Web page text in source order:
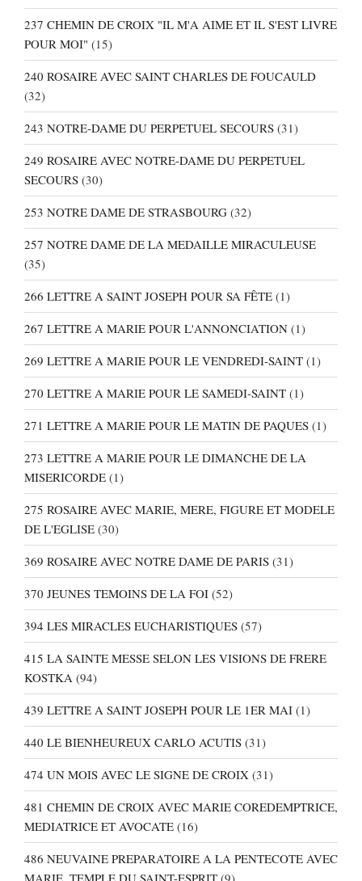
237 CHEMIN DE CROIX "IL M'A AIME ET IL S'EST LIVRE
POUR MOI" (15)
240 ROSAIRE AVEC SAINT CHARLES DE FOUCAULD
(32)
243 NOTRE-DAME DU PERPETUEL SECOURS (31)
249 ROSAIRE AVEC NOTRE-DAME DU PERPETUEL
SECOURS (30)
253 NOTRE DAME DE STRASBOURG (32)
257 NOTRE DAME DE LA MEDAILLE MIRACULEUSE
(35)
266 LETTRE A SAINT JOSEPH POUR SA FÊTE (1)
267 LETTRE A MARIE POUR L'ANNONCIATION (1)
269 LETTRE A MARIE POUR LE VENDREDI-SAINT (1)
270 LETTRE A MARIE POUR LE SAMEDI-SAINT (1)
271 LETTRE A MARIE POUR LE MATIN DE PAQUES (1)
273 LETTRE A MARIE POUR LE DIMANCHE DE LA
MISERICORDE (1)
275 ROSAIRE AVEC MARIE, MERE, FIGURE ET MODELE
DE L'EGLISE (30)
369 ROSAIRE AVEC NOTRE DAME DE PARIS (31)
370 JEUNES TEMOINS DE LA FOI (52)
394 LES MIRACLES EUCHARISTIQUES (57)
415 LA SAINTE MESSE SELON LES VISIONS DE FRERE
KOSTKA (94)
439 LETTRE A SAINT JOSEPH POUR LE 1ER MAI (1)
440 LE BIENHEUREUX CARLO ACUTIS (31)
474 UN MOIS AVEC LE SIGNE DE CROIX (31)
481 CHEMIN DE CROIX AVEC MARIE COREDEMPTRICE,
MEDIATRICE ET AVOCATE (16)
486 NEUVAINE PREPARATOIRE A LA PENTECOTE AVEC